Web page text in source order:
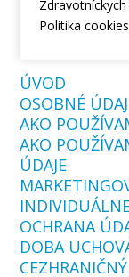
Politika cookies
ÚVOD
OSOBNÉ
AKO
AKO
ÚDAJE
OCHRANA
DOBA